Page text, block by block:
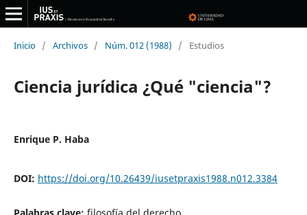
Inicio / Archivos / Núm. 012 (1988) / Estudios
Ciencia jurídica ¿Qué "ciencia"?
Enrique P. Haba
DOI: https://doi.org/10.26439/iusetpraxis1988.n012.3384